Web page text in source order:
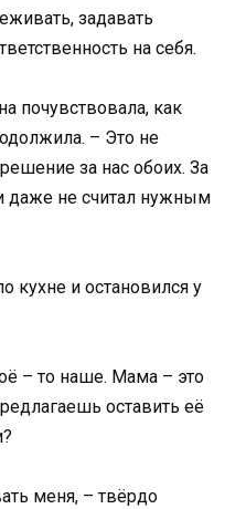
задавать
на себя.
почувствовала, как
– Это не
за нас обоих. За
даже не считал нужным
кухне и остановился у
– то наше. Мама – это
оставить её
меня, – твёрдо